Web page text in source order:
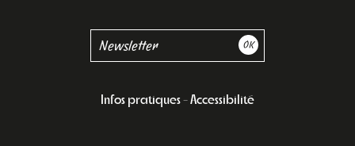
Infos pratiques Accessibilité